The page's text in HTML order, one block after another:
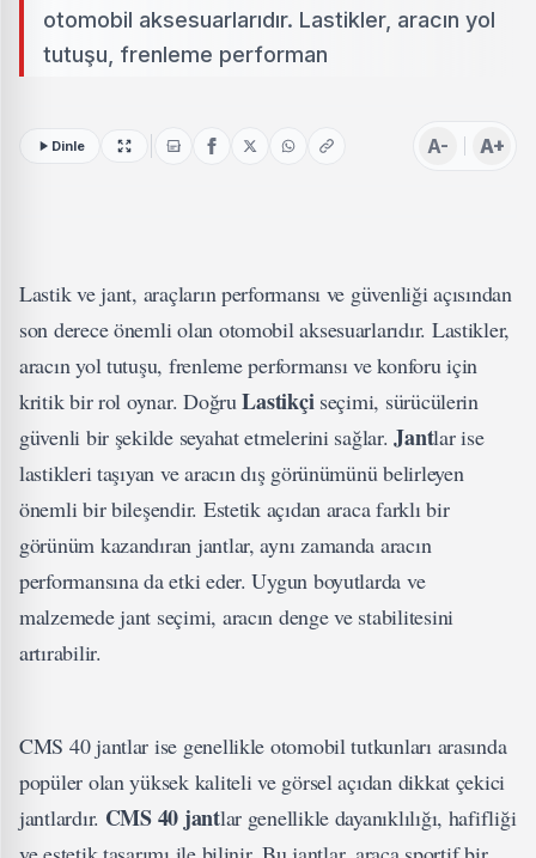
otomobil aksesuarlarıdır. Lastikler, aracın yol
tutuşu, frenleme performan
Dinle A- A+
Lastik ve jant, araçların performansı ve güvenliği açısından
son derece önemli olan otomobil aksesuarlarıdır. Lastikler,
aracın yol tutuşu, frenleme performansı ve konforu için
kritik bir rol oynar. DoğruLastikçi seçimi, sürücülerin
güvenli bir şekilde seyahat etmelerini sağlar.Jantlar ise
lastikleri taşıyan ve aracın dış görünümünü belirleyen
önemli bir bileşendir. Estetik açıdan araca farklı bir
görünüm kazandıran jantlar, aynı zamanda aracın
performansına da etki eder. Uygun boyutlarda ve
malzemede jant seçimi, aracın denge ve stabilitesini
artırabilir.
CMS 40 jantlar ise genellikle otomobil tutkunları arasında
popüler olan yüksek kaliteli ve görsel açıdan dikkat çekici
jantlardır. CMS 40 jantlar genellikle dayanıklılığı, hafifliği